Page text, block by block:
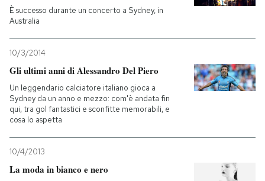
È successo durante un concerto a Sydney, in
Australia
10/3/2014
Gli ultimi anni di Alessandro Del Piero
Un leggendario calciatore italiano gioca a
Sydney da un anno e mezzo: com'è andata fin
qui, tra gol fantastici e sconfitte memorabili, e
cosa lo aspetta
10/4/2013
La moda in bianco e nero